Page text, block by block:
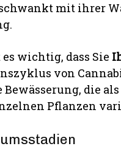
mit ihrer
wichtig, dass Sie
von
die
Pflanzen